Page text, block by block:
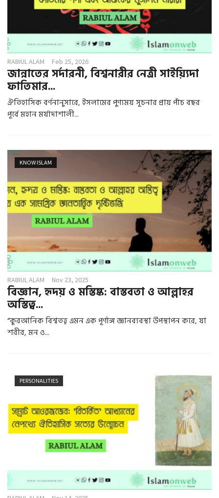
RABIUL ALAM Feb 25, 2026
জান্নাতের সর্দারনী, বিশ্বনারীর নেত্রী সাইয়্যিদা
ফাতিমার...
ঐতিহাসিক বর্ণনানুসারে, ইসলামের পুণ্যময় সূচনার প্রায় পাঁচ বছর
পূর্বে মহান মর্যাদাশালী...
KNOW ISLAM
RABIUL ALAM Nov 23, 2025
বিজ্ঞান, হৃদয় ও মস্তিষ্ক: বাস্তবতা ও আল্লাহর
অস্তিত্ব...
“কুরআনিক বিশ্বতত্ত্ব এমন এক পূর্ণাঙ্গ জ্ঞানব্যবস্থা উপস্থাপন করে, যা
শরীর, মন ও...
PERSONALITIES